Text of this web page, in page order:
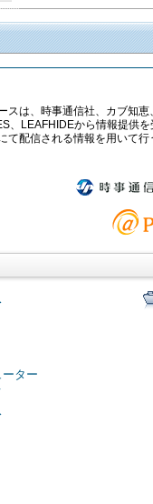
スは、時事通信社、カブ知
、LEAFHIDEから情報提供
て配信される情報を用いて
ーター